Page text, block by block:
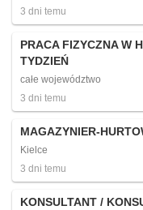
3 dni temu
PRACA FIZYCZNA W
TYDZIEŃ
całe województwo
3 dni temu
MAGAZYNIER-
Kielce
3 dni temu
KONSULTANT /